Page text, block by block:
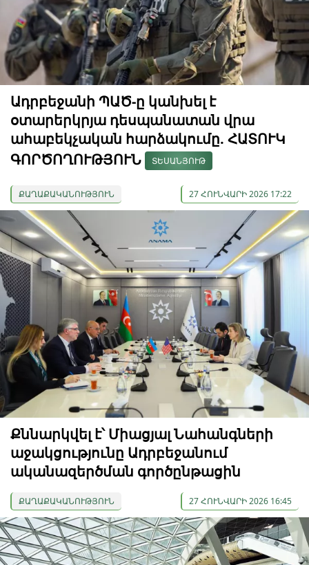
Ադրբեջանի ՊԱԾ-ը կանխել է
օտարերկրյա դեսպանատան վրա
ահաբեկչական հարձակումը. ՀԱՏՈՒԿ
ԳՈՐԾՈՂՈՒԹՅՈՒՆ
ՏԵՍԱՆՅՈՒԹ
ՔԱՂԱՔԱԿԱՆՈՒԹՅՈՒՆ 27 ՀՈՒՆՎԱՐԻ 2026 17:22
Քննարկվել է՝ Միացյալ Նահանգների
աջակցությունը Ադրբեջանում
ականազերծման գործընթացին
ՔԱՂԱՔԱԿԱՆՈՒԹՅՈՒՆ 27 ՀՈՒՆՎԱՐԻ 2026 16:45